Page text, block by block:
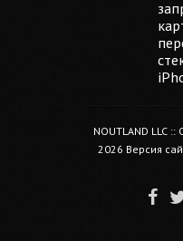
NOUTLAND
2026 Версия
F